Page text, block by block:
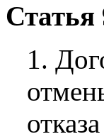
Статья
1.